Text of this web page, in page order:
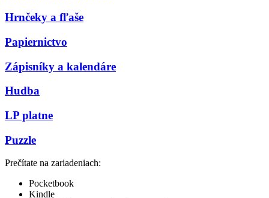
Hrnčeky a fľaše
Papiernictvo
Zápisníky a kalendáre
Hudba
LP platne
Puzzle
Prečítate na zariadeniach:
Pocketbook
Kindle